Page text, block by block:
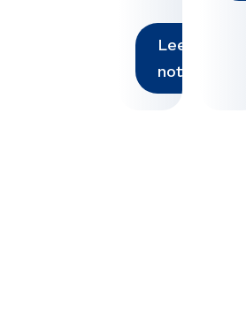
Leer
noticia